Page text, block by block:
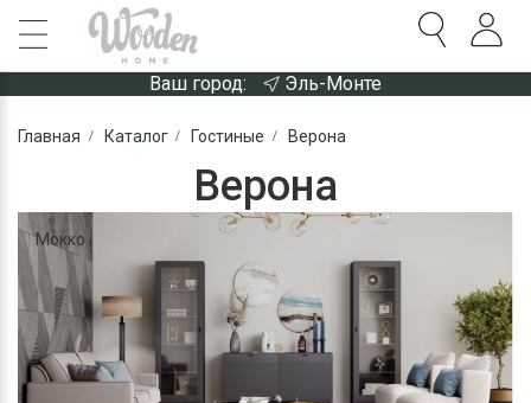
Ваш город: Эль-Монте
Главная Каталог Гостиные Верона
Верона
Мокко